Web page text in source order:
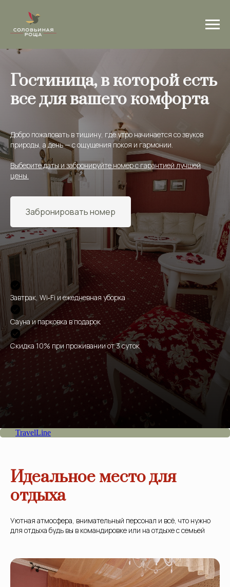
Гостиница, в которой есть
все для вашего комфорта
Добро пожаловать в тишину, где утро начинается со звуков
природы, а день — с ощущения покоя и гармонии.
Выберите даты и забронируйте номер с гарантией лучшей
цены.
Забронировать номер
Завтрак, Wi‑Fi и ежедневная уборка
Сауна и парковка в подарок
Скидка 10% при проживании от 3 суток
TravelLine
Идеальное место для
отдыха
Уютная атмосфера, внимательный персонал и всё, что нужно
для отдыха будь вы в командировке или на отдыхе с семьей